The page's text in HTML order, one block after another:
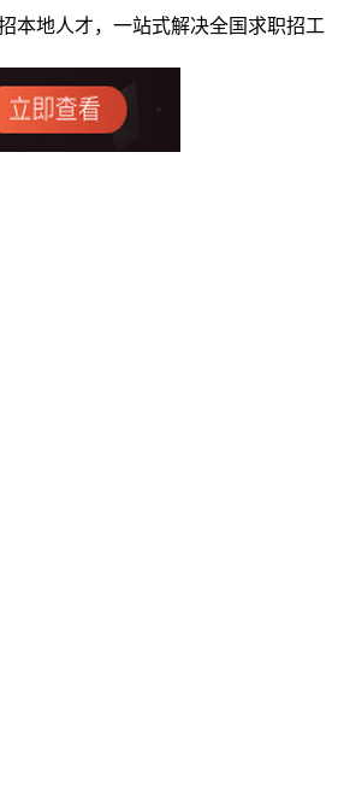
本地人才，一站式解决全国求职招工